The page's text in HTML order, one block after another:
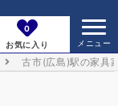
0
お気に入り
古市(広島)駅の家具